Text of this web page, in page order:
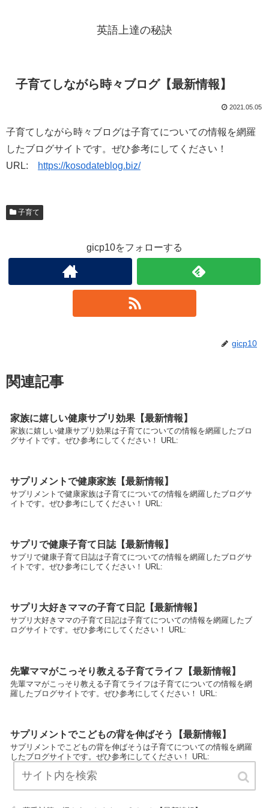
英語上達の秘訣
子育てしながら時々ブログ【最新情報】
2021.05.05
子育てしながら時々ブログは子育てについての情報を網羅
したブログサイトです。ぜひ参考にしてください！
URL:
https://kosodateblog.biz/
子育て
gicp10をフォローする
gicp10
関連記事
家族に嬉しい健康サプリ効果【最新情報】
家族に嬉しい健康サプリ効果は子育てについての情報を網羅したブロ
グサイトです。ぜひ参考にしてください！ URL:
サプリメントで健康家族【最新情報】
サプリメントで健康家族は子育てについての情報を網羅したブログサ
イトです。ぜひ参考にしてください！ URL:
サプリで健康子育て日誌【最新情報】
サプリで健康子育て日誌は子育てについての情報を網羅したブログサ
イトです。ぜひ参考にしてください！ URL:
サプリ大好きママの子育て日記【最新情報】
サプリ大好きママの子育て日記は子育てについての情報を網羅したブ
ログサイトです。ぜひ参考にしてください！ URL:
先輩ママがこっそり教える子育てライフ【最新情報】
先輩ママがこっそり教える子育てライフは子育てについての情報を網
羅したブログサイトです。ぜひ参考にしてください！ URL:
サプリメントでこどもの背を伸ばそう【最新情報】
サプリメントでこどもの背を伸ばそうは子育てについての情報を網羅
したブログサイトです。ぜひ参考にしてください！ URL: